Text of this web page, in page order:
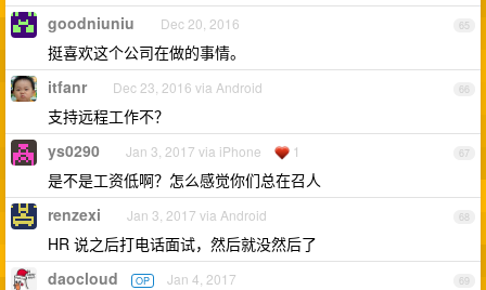
65
goodniuniu Dec 20, 2016
挺喜欢这个公司在做的事情。
66
itfanr Dec 23, 2016 via Android
支持远程工作不？
67
ys0290 Jan 3, 2017 via iPhone 1
是不是工资低啊？怎么感觉你们总在召人
68
renzexi Jan 3, 2017 via Android
HR 说之后打电话面试，然后就没然后了
69
daocloud OP Jan 4, 2017